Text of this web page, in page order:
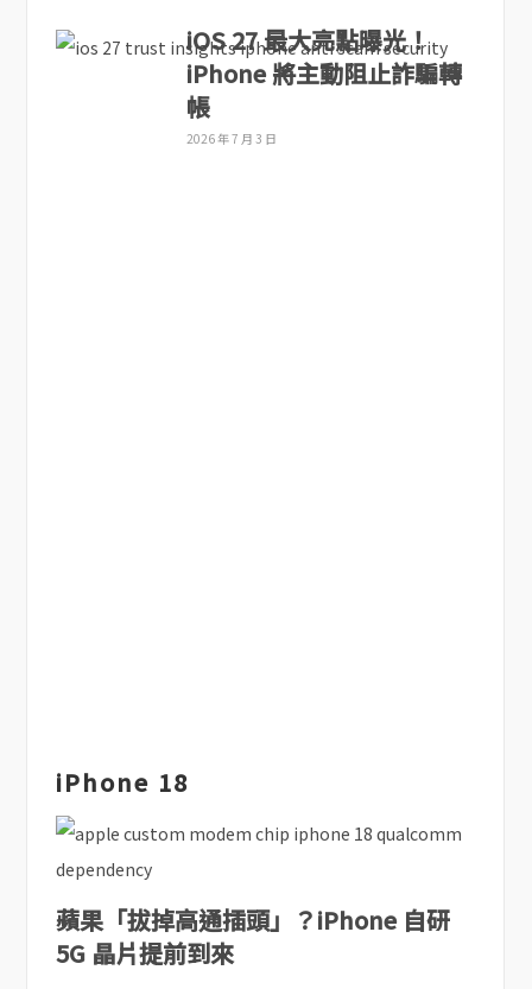
iOS 27 最大亮點曝光！
iPhone 將主動阻止詐騙轉
帳
2026 年 7 月 3 日
iPhone 18
蘋果「拔掉高通插頭」？iPhone 自研
5G 晶片提前到來